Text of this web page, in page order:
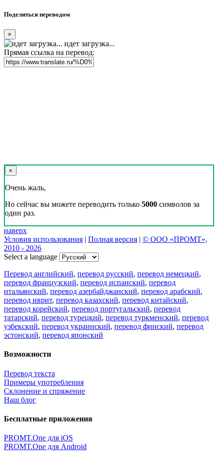
Поделиться переводом
×
идет загрузка...
Прямая ссылка на перевод:
×
Очень жаль,
Но сейчас вы можете переводить только 5000 символов за
один раз.
наверх
Условия использования | Полная версия | © ООО «ПРОМТ»,
2010 - 2026
Select a language
Перевод английский, перевод русский, перевод немецкий,
перевод французский, перевод испанский, перевод
итальянский, перевод азербайджанский, перевод арабский,
перевод иврит, перевод казахский, перевод китайский,
перевод корейский, перевод португальский, перевод
татарский, перевод турецкий, перевод туркменский, перевод
узбекский, перевод украинский, перевод финский, перевод
эстонский, перевод японский
Возможности
Перевод текста
Примеры употребления
Склонение и спряжение
Наш блог
Бесплатные приложения
PROMT.One для iOS
PROMT.One для Android